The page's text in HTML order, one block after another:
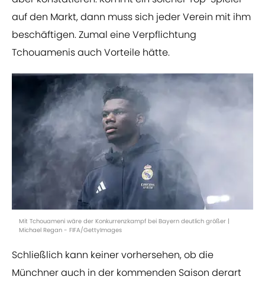
auf den Markt, dann muss sich jeder Verein mit ihm
beschäftigen. Zumal eine Verpflichtung
Tchouamenis auch Vorteile hätte.
Mit Tchouameni wäre der Konkurrenzkampf bei Bayern deutlich größer |
Michael Regan - FIFA/GettyImages
Schließlich kann keiner vorhersehen, ob die
Münchner auch in der kommenden Saison derart